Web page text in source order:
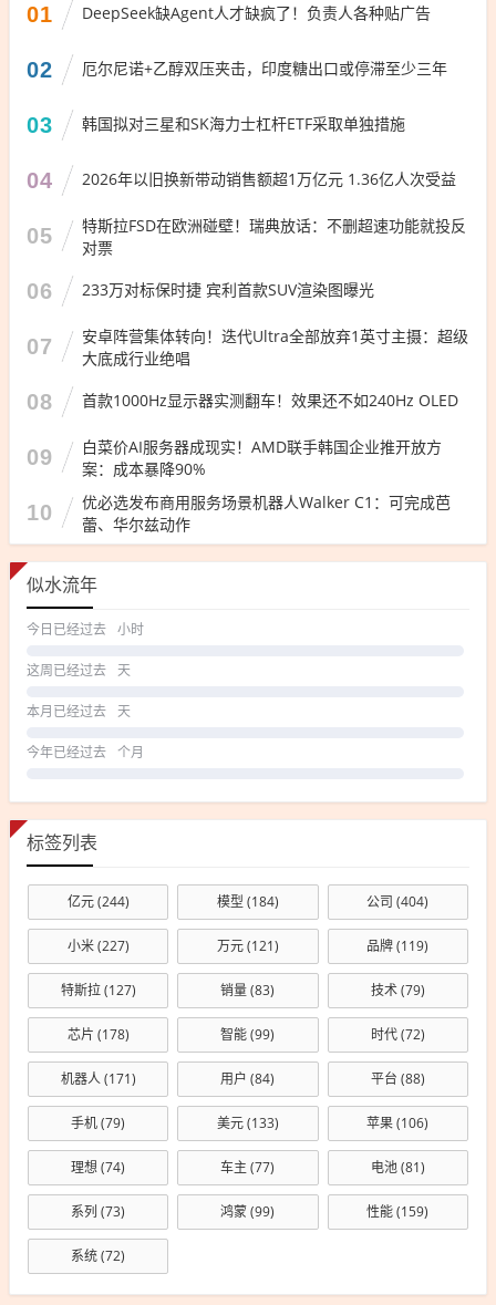
01 DeepSeek缺Agent人才缺疯了！负责人各种贴广告
02 厄尔尼诺+乙醇双压夹击，印度糖出口或停滞至少三年
03 韩国拟对三星和SK海力士杠杆ETF采取单独措施
04 2026年以旧换新带动销售额超1万亿元 1.36亿人次受益
05
特斯拉FSD在欧洲碰壁！瑞典放话：不删超速功能就投反
对票
06 233万对标保时捷 宾利首款SUV渲染图曝光
07
安卓阵营集体转向！迭代Ultra全部放弃1英寸主摄：超级
大底成行业绝唱
08 首款1000Hz显示器实测翻车！效果还不如240Hz OLED
09
白菜价AI服务器成现实！AMD联手韩国企业推开放方
案：成本暴降90%
10
优必选发布商用服务场景机器人Walker C1：可完成芭
蕾、华尔兹动作
似水流年
今日已经过去 小时
这周已经过去 天
本月已经过去 天
今年已经过去 个月
标签列表
亿元(244) 模型 (184) 公司 (404)
小米(227) 万元(121) 品牌(119)
特斯拉(127) 销量(83) 技术(79)
芯片 (178) 智能(99) 时代(72)
机器人(171) 用户 (84) 平台 (88)
手机(79) 美元(133) 苹果(106)
理想(74) 车主 (77) 电池(81)
系列 (73) 鸿蒙(99) 性能(159)
系统(72)